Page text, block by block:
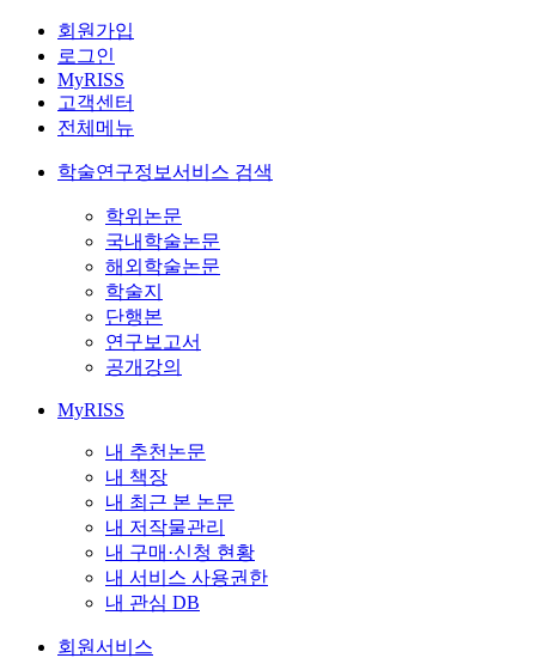
회원가입
로그인
MyRISS
고객센터
전체메뉴
학술연구정보서비스 검색
학위논문
국내학술논문
해외학술논문
학술지
단행본
연구보고서
공개강의
MyRISS
내 추천논문
내 책장
내 최근 본 논문
내 저작물관리
내 구매·신청 현황
내 서비스 사용권한
내 관심 DB
회원서비스